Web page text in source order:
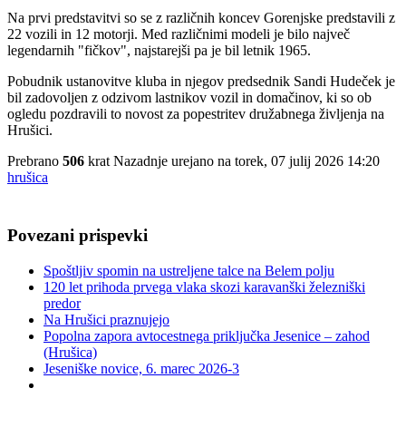
Na prvi predstavitvi so se z različnih koncev Gorenjske predstavili z
22 vozili in 12 motorji. Med različnimi modeli je bilo največ
legendarnih "fičkov", najstarejši pa je bil letnik 1965.
Pobudnik ustanovitve kluba in njegov predsednik Sandi Hudeček je
bil zadovoljen z odzivom lastnikov vozil in domačinov, ki so ob
ogledu pozdravili to novost za popestritev družabnega življenja na
Hrušici.
Prebrano 506 krat Nazadnje urejano na torek, 07 julij 2026 14:20
hrušica
Povezani prispevki
Spoštljiv spomin na ustreljene talce na Belem polju
120 let prihoda prvega vlaka skozi karavanški železniški
predor
Na Hrušici praznujejo
Popolna zapora avtocestnega priključka Jesenice – zahod
(Hrušica)
Jeseniške novice, 6. marec 2026-3